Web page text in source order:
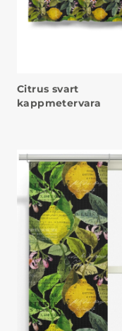
Citrus svart
kappmetervara